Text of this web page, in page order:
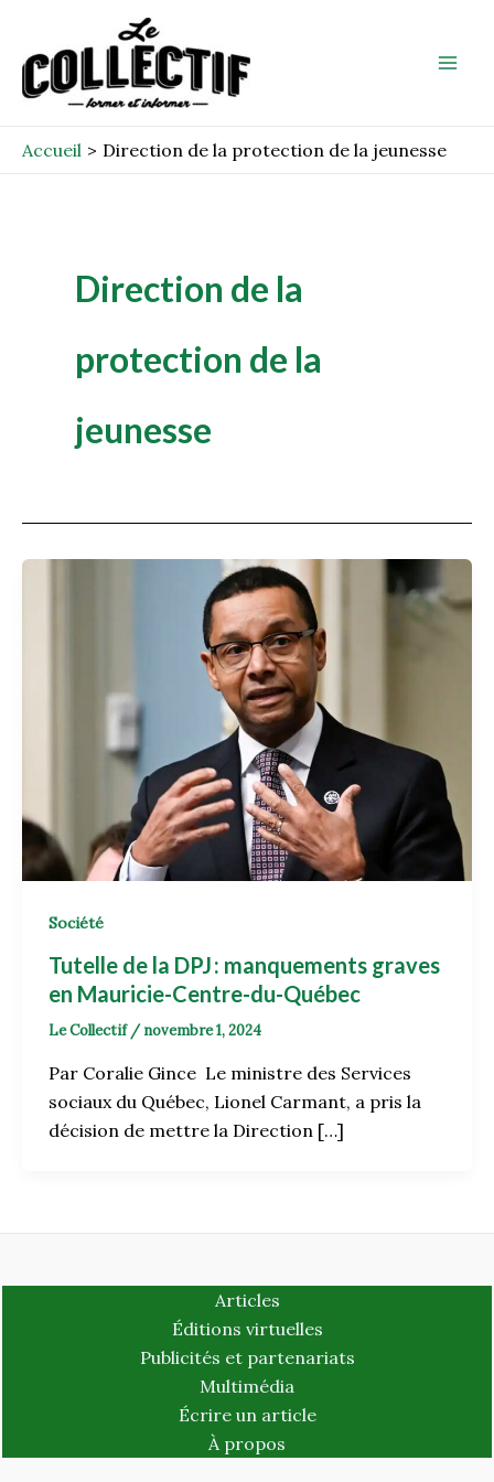
contenu
Accueil Direction de la protection de la jeunesse
Direction de la
protection de la
jeunesse
Société
Tutelle de la DPJ : manquements graves
en Mauricie-Centre-du-Québec
Le Collectif/ novembre 1, 2024
Par Coralie Gince Le ministre des Services
sociaux du Québec, Lionel Carmant, a pris la
décision de mettre la Direction […]
Articles
Éditions virtuelles
Publicités et partenariats
Multimédia
Écrire un article
À propos